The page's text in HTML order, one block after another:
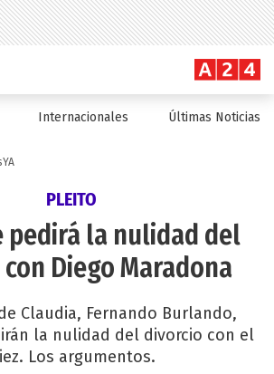
Internacionales Últimas Noticias
PLEITO
pedirá la nulidad del
Diego Maradona
Claudia, Fernando Burlando,
la nulidad del divorcio con el
Los argumentos.